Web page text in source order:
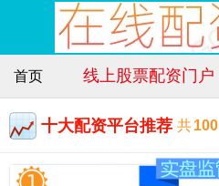
首页 线上股票配资门户
十大配资平台推荐 共100